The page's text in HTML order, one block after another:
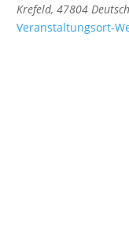
Krefeld, 47804
Veranstaltungsort-